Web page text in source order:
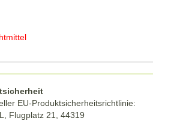
EU-Produktsicherheitsrichtlinie:
Flugplatz 21, 44319